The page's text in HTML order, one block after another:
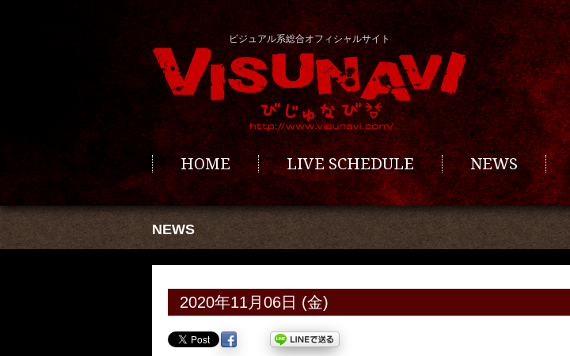
ビジュアル系総合オフィシャルサイト
HOME LIVE SCHEDULE NEWS
NEWS
2020年11月06日 (金)